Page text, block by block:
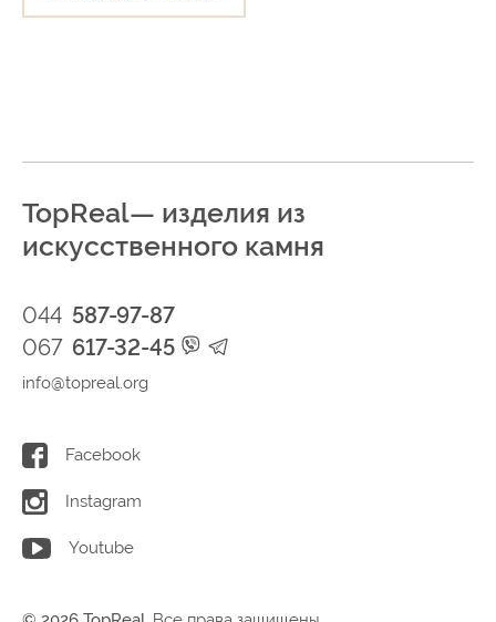
TopReal— изделия из
искусственного камня
044 587-97-87
067 617-32-45
info@topreal.org
Facebook
Instagram
Youtube